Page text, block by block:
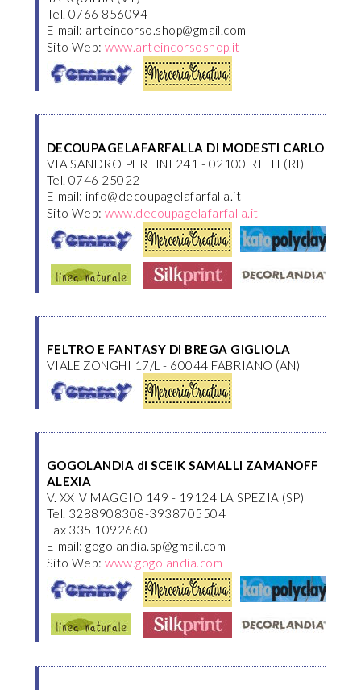
Tel. 0766 856094
E-mail: arteincorso.shop@gmail.com
Sito Web:www.arteincorsoshop.it
DECOUPAGELAFARFALLA DI MODESTI CARLO
VIA SANDRO PERTINI 241 - 02100 RIETI (RI)
Tel. 0746 25022
E-mail: info@decoupagelafarfalla.it
Sito Web:www.decoupagelafarfalla.it
FELTRO E FANTASY DI BREGA GIGLIOLA
VIALE ZONGHI 17/L - 60044 FABRIANO (AN)
GOGOLANDIA di SCEIK SAMALLI ZAMANOFF
ALEXIA
V. XXIV MAGGIO 149 - 19124 LA SPEZIA (SP)
Tel. 3288908308-3938705504
Fax 335.1092660
E-mail: gogolandia.sp@gmail.com
Sito Web:www.gogolandia.com